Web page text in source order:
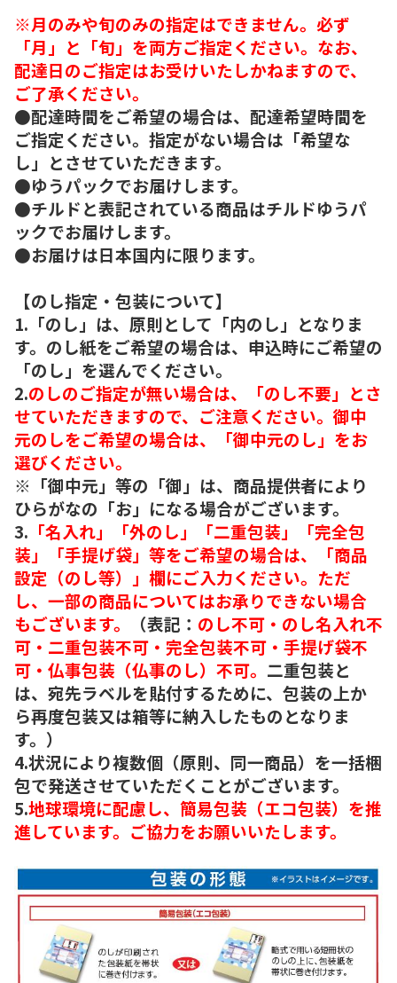
※月のみや旬のみの指定はできません。必ず
「月」と「旬」を両方ご指定ください。なお、
配達日のご指定はお受けいたしかねますので、
ご了承ください。
●配達時間をご希望の場合は、配達希望時間を
ご指定ください。指定がない場合は「希望な
し」とさせていただきます。
●ゆうパックでお届けします。
●チルドと表記されている商品はチルドゆうパ
ックでお届けします。
●お届けは日本国内に限ります。
【のし指定・包装について】
1.「のし」は、原則として「内のし」となりま
す。のし紙をご希望の場合は、申込時にご希望の
「のし」を選んでください。
2.のしのご指定が無い場合は、「のし不要」とさ
せていただきますので、ご注意ください。御中
元のしをご希望の場合は、「御中元のし」をお
選びください。
※「御中元」等の「御」は、商品提供者により
ひらがなの「お」になる場合がございます。
3. 「名入れ」「外のし」「二重包装」「完全包
装」「手提げ袋」等をご希望の場合は、「商品
設定（のし等）」欄にご入力ください。ただ
し、一部の商品についてはお承りできない場合
もございます。
（表記： のし不可・のし名入れ不
可・二重包装不可・完全包装不可・手提げ袋不
可・仏事包装（仏事のし）不可。 二重包装と
は、宛先ラベルを貼付するために、包装の上か
ら再度包装又は箱等に納入したものとなりま
す。）
4.状況により複数個（原則、同一商品）を一括梱
包で発送させていただくことがございます。
5.地球環境に配慮し、簡易包装（エコ包装）を推
進しています。ご協力をお願いいたします。